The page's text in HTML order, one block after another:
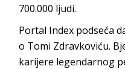
700.000 ljudi.
Portal Index podseća
o Tomi Zdravkoviću.
karijere legendarnog